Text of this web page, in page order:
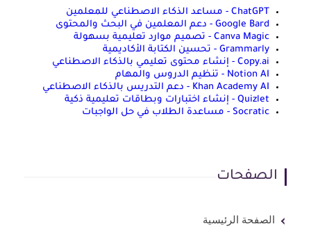
ChatGPT - مساعد الذكاء الاصطناعي للمعلمين
Google Bard - دعم المعلمين في البحث والمحتوى
Canva Magic - تصميم موارد تعليمية بسهولة
Grammarly - تحسين الكتابة الأكاديمية
Copy.ai - إنشاء محتوى تعليمي بالذكاء الاصطناعي
Notion AI - تنظيم الدروس والمهام
Khan Academy AI - دعم التدريس بالذكاء الاصطناعي
Quizlet - إنشاء اختبارات وبطاقات تعليمية ذكية
Socratic - مساعدة الطلاب في حل الواجبات
الصفحات
الصفحة الرئيسية